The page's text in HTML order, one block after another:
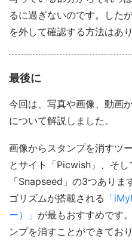
るに過ぎないのです。した
を外して確認する方法はあり
最後に
今回は、写真や画像、動画
について解説しました。
画像からスタンプを消すツ
とサイト「Picwish」、そし
「Snapseed」の3つあり
ゴリズムが搭載される 「
ー）」 が最もおすすめです
ンプを消すことができてお